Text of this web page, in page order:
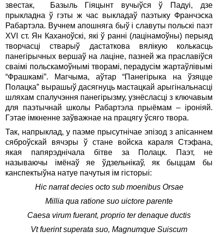
звестак, Базыль Гіяцынт вучыўся ў Падуі, дзе
прыкладна ў гэты ж час выкладаў паэтыку Франчэска
Рабартэла. Вучнем апошняга быў і славуты польскі паэт
XVI ст. Ян Каханоўскі, які ў ранні (лацінамоўны) перыяд
творчасці стварыў дастаткова вялікую колькасць
панегірычных вершаў на лаціне, пазней жа праславіўся
сваімі польскамоўнымі творамі, перадусім жартаўлівымі
“Фрашкамі”. Магчыма, аўтар “Панегірыка на ўзяцце
Полацка” вырашыў дасягнуць мастацкай арыгінальнасці
шляхам спалучэння панегірызму, узнёсласці з ключавым
для паэтычнай школы Рабартэла прыёмам – іроніяй.
Гэтае імкненне заўважнае на працягу ўсяго твора.
Так, напрыклад, у паэме прысутнічае эпізод з апісаннем
сяброўскай вячэры ў стане войска караля Стэфана,
якая папярэднічала бітве за Полацк. Паэт, не
называючы імёнаў яе ўдзельнікаў, як быццам бы
канспектыўна натуе пачутыя ім гісторыі:
Hic narrat decies octo sub moenibus Orsae
Millia qua ratione suo uictore parente
Caesa virum fuerant, proprio ter denaque ductis
Vt fuerint superata suo, Magnumque Suiscum